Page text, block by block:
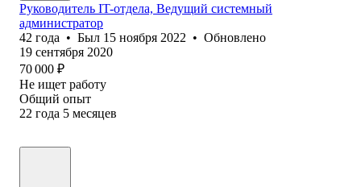
Руководитель IT-отдела, Ведущий системный
администратор
42 года • Был 15 ноября 2022 • Обновлено
19 сентября 2020
70 000 ₽
Не ищет работу
Общий опыт
22 года 5 месяцев